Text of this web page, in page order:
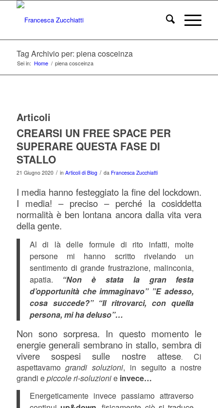
Tag Archivio per: piena cosceinza
Sei in: Home / piena cosceinza
Articoli
CREARSI UN FREE SPACE PER
SUPERARE QUESTA FASE DI
STALLO
21 Giugno 2020 / in Articoli di Blog / da Francesca Zucchiatti
I media hanno festeggiato la fine del lockdown.
I media! – preciso – perché la cosiddetta
normalità è ben lontana ancora dalla vita vera
della gente.
Al di là delle formule di rito infatti, molte
persone mi hanno scritto rivelando un
sentimento di grande frustrazione, malinconia,
apatia. “Non è stata la gran festa
d’opportunità che immaginavo” ”E adesso,
cosa succede?” “Il ritrovarci, con quella
persona, mi ha deluso”…
Non sono sorpresa. In questo momento le
energie generali sembrano in stallo, sembra di
vivere sospesi sulle nostre attese.Ci
aspettavamograndi soluzioni, in seguito a nostre
grandi epiccole ri-soluzionie invece…
Energeticamente invece passiamo attraverso